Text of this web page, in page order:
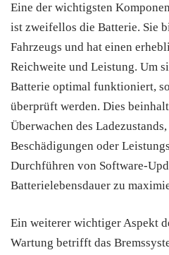
Eine der wichtigsten
ist zweifellos die Batterie. Sie
Fahrzeugs und hat einen
Reichweite und Leistung. Um
Batterie optimal funktioniert,
überprüft werden. Dies
Überwachen des
Beschädigungen oder
Durchführen von Software-
Batterielebensdauer zu
Ein weiterer wichtiger Aspekt
Wartung betrifft das